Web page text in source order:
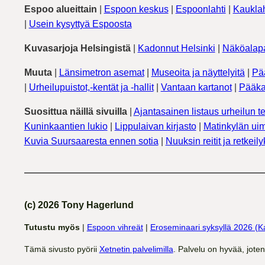
Espoo alueittain Espoon keskus| Espoonlahti
Usein kysyttyä Espoosta
Kuvasarjoja Helsingistä| Kadonnut Helsinki
Muuta| Länsimetron asemat| Museoita ja näyttelyitä
Urheilupuistot,-kentät ja -hallit| Vantaan kartanot|
Suosittua näillä sivuilla| Ajantasainen listaus urheilun
Kuninkaantien lukio| Lippulaivan kirjasto|
Matinkylän
Kuvia Suursaaresta ennen sotia
Nuuksin reitit ja
(c) 2026 Tony Hagerlund
Tutustu myös| Espoon vihreät| Eroseminaari syksyllä 2026
Tämä sivusto pyörii Xetnetin palvelimilla . Palvelu on hyvää,